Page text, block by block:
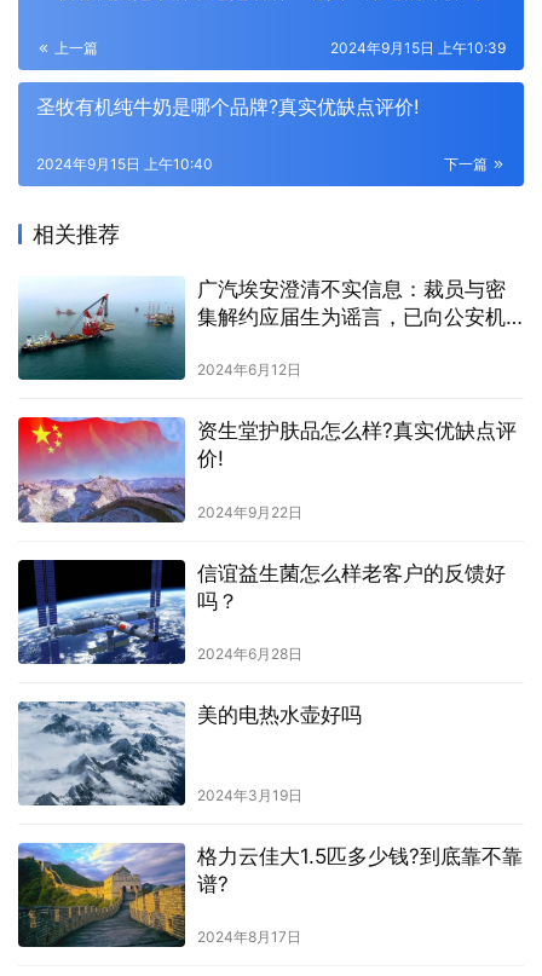
上一篇 2024年9月15日 上午10:39
圣牧有机纯牛奶是哪个品牌?真实优缺点评价!
下一篇
2024年9月15日 上午10:40
相关推荐
广汽埃安澄清不实信息：裁员与密
集解约应届生为谣言，已向公安机
2024年6月12日
资生堂护肤品怎么样?真实优缺点评
价!
2024年9月22日
信谊益生菌怎么样老客户的反馈好
吗？
2024年6月28日
美的电热水壶好吗
2024年3月19日
格力云佳大1.5匹多少钱?到底靠不靠
谱?
2024年8月17日